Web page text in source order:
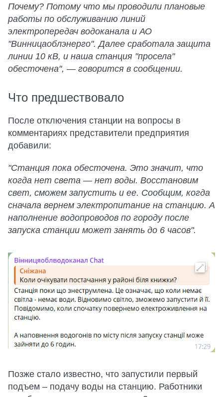
Почему? Потому что мы проводили плановые
работы по обслуживанию линий
электропередач водоканала и АО
"Винницаоблэнерго". Далее сработала защита
линии 10 кВ, и наша станция "просела"
обесточена", — говорится в сообщении.
Что предшествовало
После отключения станции на вопросы в
комментариях представители предприятия
добавили:
"Станция пока обесточена. Это значит, что
когда нет света — нет воды. Восстановим
свет, сможем запустить и ее. Сообщим, когда
сначала вернем электропитание на станцию. А
наполнение водопроводов по городу после
запуска станции может занять до 6 часов".
Позже стало известно, что запустили первый
подъем – подачу воды на станцию. Работники